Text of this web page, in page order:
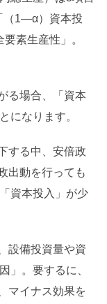
（1―α）資本投
素生産性」。
る場合、「資本
になります。
する中、安倍政
出動を行っても
資本投入」が少
設備投資量や資
」。要するに、
マイナス効果を